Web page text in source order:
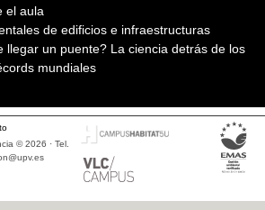
el aula
de edificios e infraestructuras
llegar un puente? La ciencia detrás de los
mundiales
© 2026 · Tel.